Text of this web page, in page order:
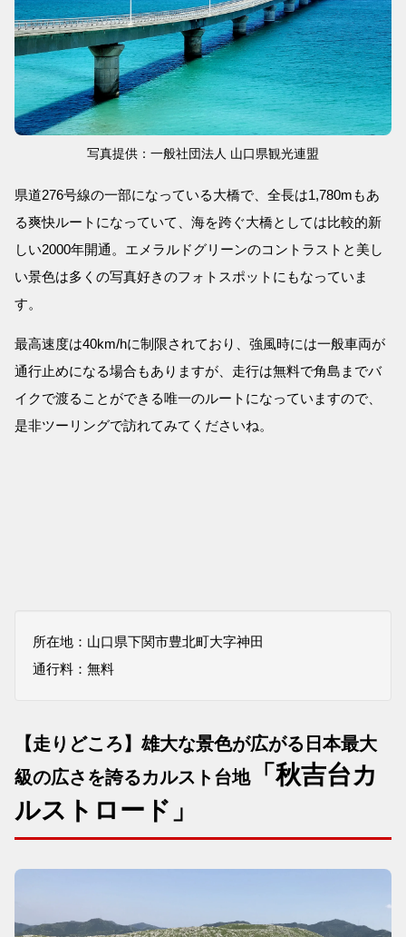
写真提供：一般社団法人 山口県観光連盟
県道276号線の一部になっている大橋で、全長は1,780mもあ
る爽快ルートになっていて、海を跨ぐ大橋としては比較的新
しい2000年開通。エメラルドグリーンのコントラストと美し
い景色は多くの写真好きのフォトスポットにもなっていま
す。
最高速度は40km/hに制限されており、強風時には一般車両が
通行止めになる場合もありますが、走行は無料で角島までバ
イクで渡ることができる唯一のルートになっていますので、
是非ツーリングで訪れてみてくださいね。
所在地：山口県下関市豊北町大字神田
通行料：無料
【走りどころ】雄大な景色が広がる日本最大
級の広さを誇るカルスト台地「秋吉台カ
ルストロード」